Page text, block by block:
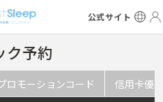
公式サイト
ク予約
ロモーションコード 信用卡優惠